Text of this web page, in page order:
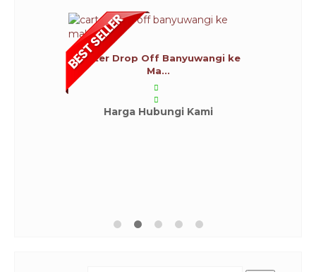
Carter Drop Off Banyuwangi ke
Ma...
Harga Hubungi Kami